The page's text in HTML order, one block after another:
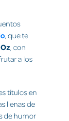
, que te
, con
a los
títulos en
llenas de
de humor